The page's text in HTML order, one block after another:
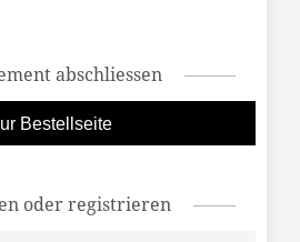
abschliessen
Bestellseite
oder registrieren